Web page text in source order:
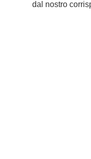
dal nostro